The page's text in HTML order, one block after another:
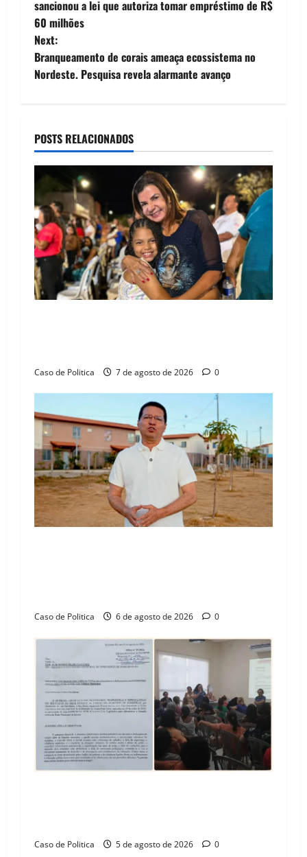
s
t
v
g
a
t
i
sancionou a lei que autoriza tomar empréstimo de R$
60 milhões
Next:
Branqueamento de corais ameaça ecossistema no
Nordeste. Pesquisa revela alarmante avanço
POSTS RELACIONADOS
Caso de Politica 7 de agosto de 2026 0
Caso de Politica 6 de agosto de 2026 0
Caso de Politica 5 de agosto de 2026 0